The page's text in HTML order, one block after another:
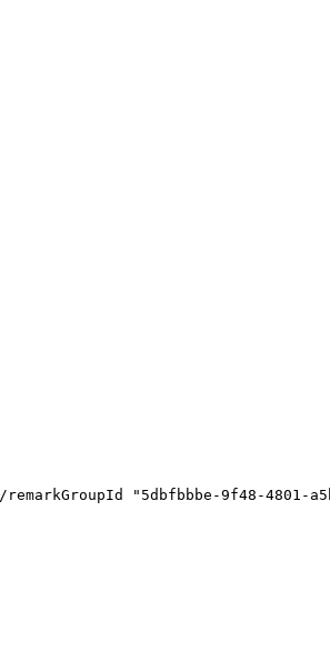
/remarkGroupId "5dbfbbbe-9f48-4801-